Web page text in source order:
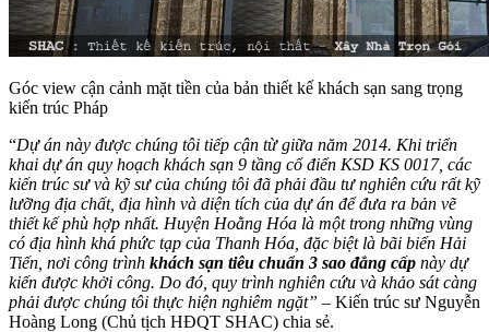
Góc view cận cảnh mặt tiền của bản thiết kế khách sạn sang trọng
kiến trúc Pháp
“Dự án này được chúng tôi tiếp cận từ giữa năm 2014. Khi triển
khai dự án quy hoạch khách sạn 9 tầng cổ điển KSD KS 0017, các
kiến trúc sư và kỹ sư của chúng tôi đã phải đầu tư nghiên cứu rất kỹ
lưỡng địa chất, địa hình và diện tích của dự án để đưa ra bản vẽ
thiết kế phù hợp nhất. Huyện Hoằng Hóa là một trong những vùng
có địa hình khá phức tạp của Thanh Hóa, đặc biệt là bãi biển Hải
Tiến, nơi công trình khách sạn tiêu chuẩn 3 sao đẳng cấp này dự
kiến được khởi công. Do đó, quy trình nghiên cứu và khảo sát càng
phải được chúng tôi thực hiện nghiêm ngặt” – Kiến trúc sư Nguyễn
Hoàng Long (Chủ tịch HĐQT SHAC) chia sẻ.